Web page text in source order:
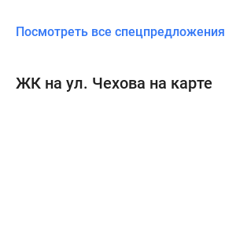
Посмотреть все спецпредложения
ЖК на ул. Чехова на карте